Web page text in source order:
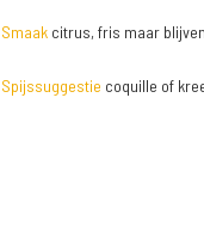
Smaakcitrus, fris maar
Spijssuggestie coquille of